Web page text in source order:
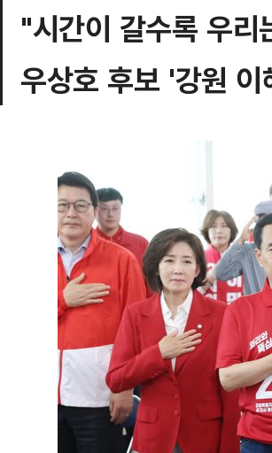
"시간이 갈수록 우
우상호 후보 '강원